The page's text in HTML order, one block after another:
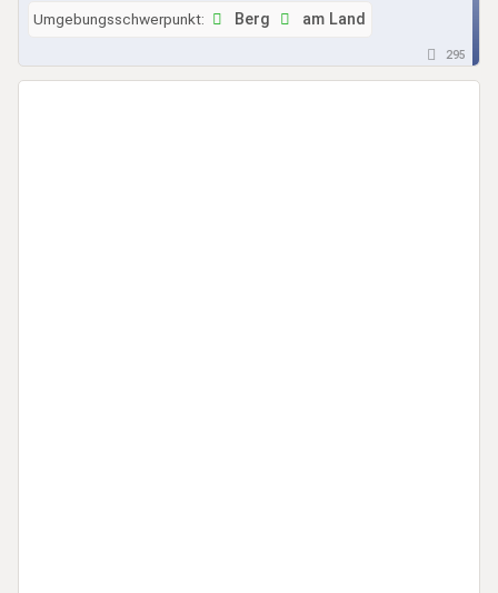
Umgebungsschwerpunkt: Berg am Land
295